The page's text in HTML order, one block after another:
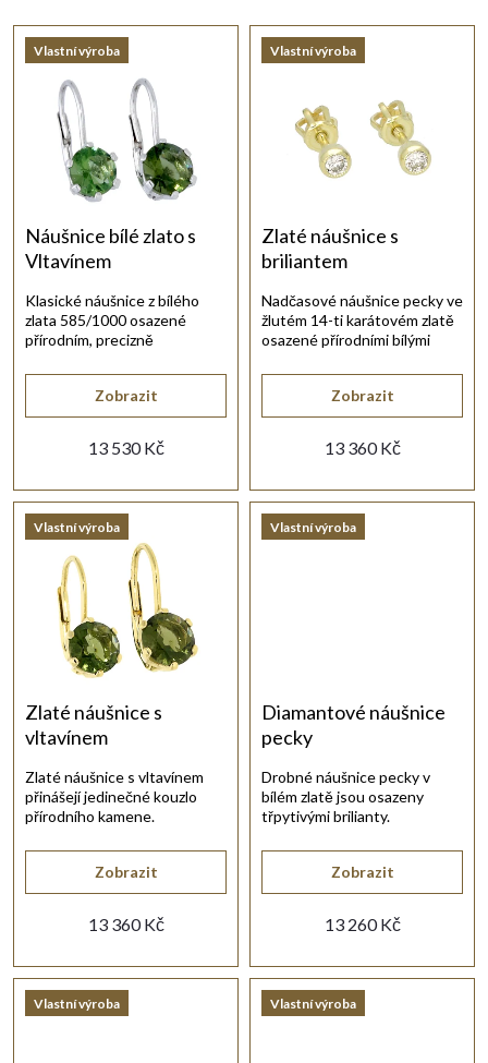
a
z
p
r
o
u
Nejlevnější
Nejprodávanější
Abecedně
p
r
o
d
u
t
Vlastní výroba
Náušnice bílé zlato s
Vltavínem
13 530 Kč
Zobrazit
Klasické náušnice z bílého
zlata 585/1000 osazené
přírodním, precizně
Vlastní výroba
Zlaté náušnice s
briliantem
13 360 Kč
Zobrazit
Nadčasové náušnice pecky ve
žlutém 14-ti karátovém zlatě
osazené přírodními bílými
Vlastní výroba
Zlaté náušnice s
vltavínem
13 360 Kč
Zobrazit
Zlaté náušnice s vltavínem
přinášejí jedinečné kouzlo
přírodního kamene.
Vlastní výroba
Diamantové náušnice
pecky
13 260 Kč
Zobrazit
Drobné náušnice pecky v
bílém zlatě jsou osazeny
třpytivými brilianty.
Vlastní výroba Vlastní výroba